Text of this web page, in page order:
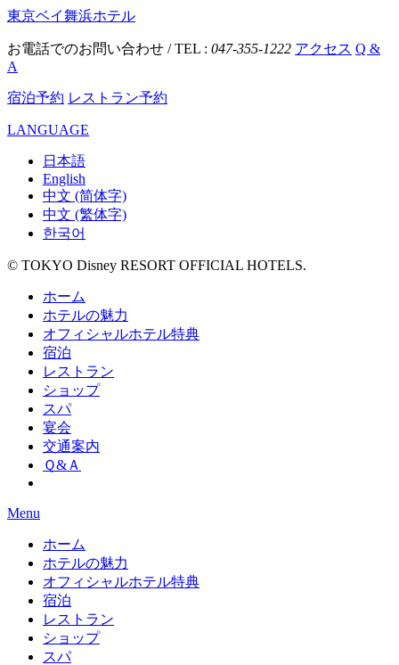
東京ベイ舞浜ホテル
お電話でのお問い合わせ / TEL : 047-355-1222 アクセス Q &
A
宿泊予約 レストラン予約
LANGUAGE
日本語
English
中文 (简体字)
中文 (繁体字)
한국어
© TOKYO Disney RESORT OFFICIAL HOTELS.
ホーム
ホテルの魅力
オフィシャルホテル特典
宿泊
レストラン
ショップ
スパ
宴会
交通案内
Ｑ&Ａ
Menu
ホーム
ホテルの魅力
オフィシャルホテル特典
宿泊
レストラン
ショップ
スパ